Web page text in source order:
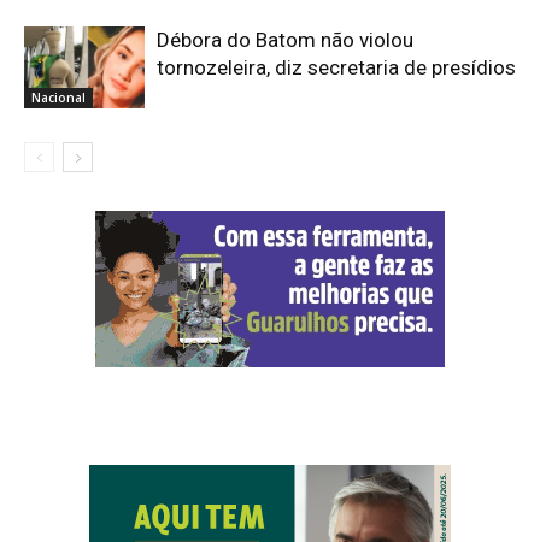
Nacional
Débora do Batom não violou
tornozeleira, diz secretaria de presídios